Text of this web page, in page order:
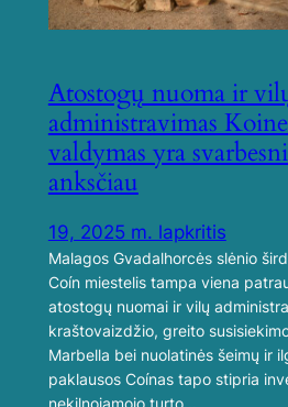
Atostogų nuoma ir
administravimas
valdymas yra
anksčiau
19, 2025 m. lapkritis
Malagos Gvadalhorcės slėnio
Coín miestelis tampa viena
atostogų nuomai ir vilų
kraštovaizdžio, greito
Marbella bei nuolatinės šeimų ir
paklausos Coínas tapo stipria